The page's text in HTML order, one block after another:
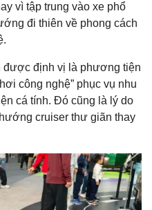
vì tập trung vào xe phổ
đi thiên về phong cách
được định vị là phương tiện
công nghệ” phục vụ nhu
cá tính. Đó cũng là lý do
cruiser thư giãn thay